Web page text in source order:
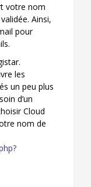
votre nom
Ainsi,
pour
les
un peu plus
d’un
Cloud
nom de